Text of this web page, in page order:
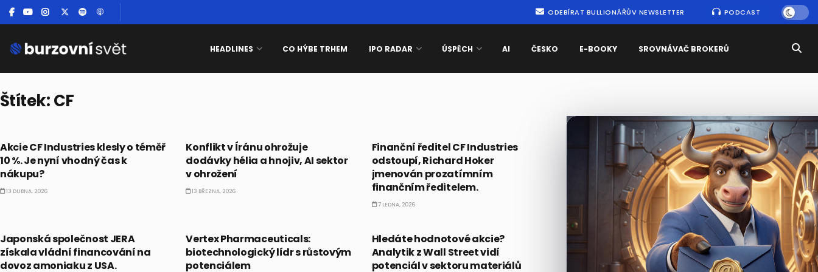
ODEBÍRAT BULLIONÁŘŮV NEWSLETTER PODCAST
HEADLINES CO HÝBE TRHEM IPO RADAR ÚSPĚCH AI ČESKO E-BOOKY SROVNÁVAČ BROKERŮ
Štítek:CF
Akcie CF Industries klesly o téměř
10 %. Je nyní vhodný čas k
nákupu?
13 DUBNA, 2026
Konflikt v Íránu ohrožuje
dodávky hélia a hnojiv, AI sektor
v ohrožení
13 BŘEZNA, 2026
Finanční ředitel CF Industries
odstoupí, Richard Hoker
jmenován prozatímním
finančním ředitelem.
7 LEDNA, 2026
Japonská společnost JERA
získala vládní financování na
dovoz amoniaku z USA.
Vertex Pharmaceuticals:
biotechnologický lídr s růstovým
potenciálem
Hledáte hodnotové akcie?
Analytik z Wall Street vidí
potenciál v sektoru materiálů
Nejčtenějšízprávy